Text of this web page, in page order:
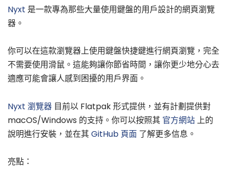
Nyxt 是一款專為那些大量使用鍵盤的用戶設計的網頁瀏覽
器。
你可以在這款瀏覽器上使用鍵盤快捷鍵進行網頁瀏覽，完全
不需要使用滑鼠。這能夠讓你節省時間，讓你更少地分心去
適應可能會讓人感到困擾的用戶界面。
Nyxt 瀏覽器 目前以 Flatpak 形式提供，並有計劃提供對
macOS/Windows 的支持。你可以按照其 官方網站上的
說明進行安裝，並在其GitHub 頁面 了解更多信息。
亮點：